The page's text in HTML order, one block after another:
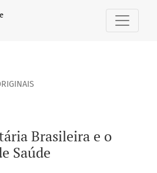
e o Sistema Único de Saúde
Brasileira e o
Saúde